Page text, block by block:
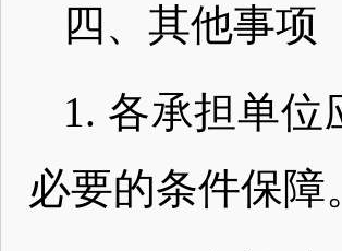
四、其他事项
1. 各承担单
必要的条件保障